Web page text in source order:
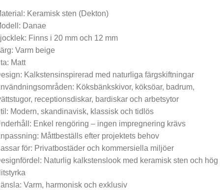
Keramisk sten (Dekton)
Danae
Finns i 20 mm och 12 mm
Varm beige
Matt
Kalkstensinspirerad med naturliga färgskiftningar
Köksbänkskivor, köksöar, badrum,
receptionsdiskar, bardiskar och arbetsytor
Modern, skandinavisk, klassisk och tidlös
Enkel rengöring – ingen impregnering krävs
Måttbeställs efter projektets behov
för: Privatbostäder och kommersiella miljöer
Naturlig kalkstenslook med keramisk sten och hög
Varm, harmonisk och exklusiv